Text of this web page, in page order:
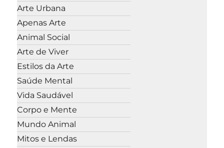
Arte Urbana
Apenas Arte
Animal Social
Arte de Viver
Estilos da Arte
Saúde Mental
Vida Saudável
Corpo e Mente
Mundo Animal
Mitos e Lendas